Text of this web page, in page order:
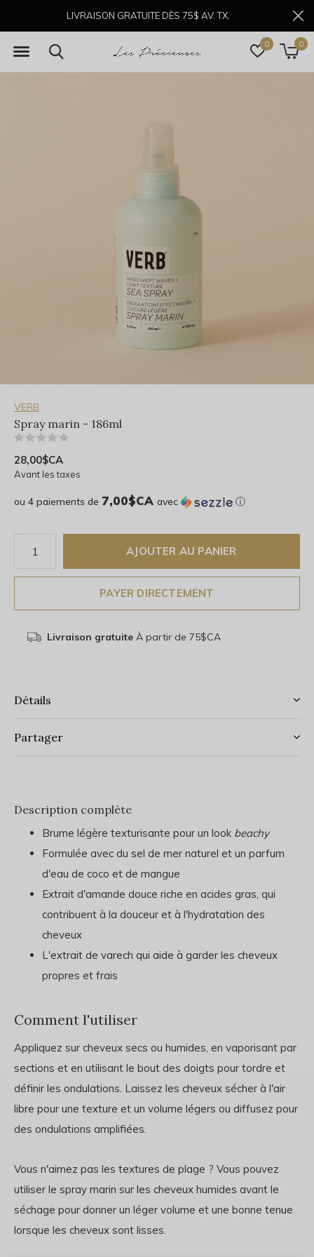
0 0
LIVRAISON GRATUITE DÈS 75$ AV. TX.
VERB
Spray marin - 186ml
28,00$CA
Avant les taxes
ou 4 paiements de 7,00$CA avec ⓘ
AJOUTER AU PANIER
PAYER DIRECTEMENT
Livraison gratuiteÀ partir de 75$CA
Détails
Partager
Description complète
Brume légère texturisante pour un look beachy
Formulée avec du sel de mer naturel et un parfum
d'eau de coco et de mangue
Extrait d'amande douce riche en acides gras, qui
contribuent à la douceur et à l'hydratation des
cheveux
L'extrait de varech qui aide à garder les cheveux
propres et frais
Comment l'utiliser
Appliquez sur cheveux secs ou humides, en vaporisant par
sections et en utilisant le bout des doigts pour tordre et
définir les ondulations. Laissez les cheveux sécher à l'air
libre pour une texture et un volume légers ou diffusez pour
des ondulations amplifiées.
Vous n'aimez pas les textures de plage ? Vous pouvez
utiliser le spray marin sur les cheveux humides avant le
séchage pour donner un léger volume et une bonne tenue
lorsque les cheveux sont lisses.